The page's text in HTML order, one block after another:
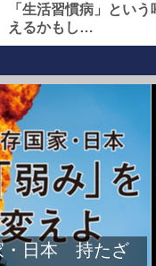
「生活習慣病」とい
えるかもし…
・日本 持たざ